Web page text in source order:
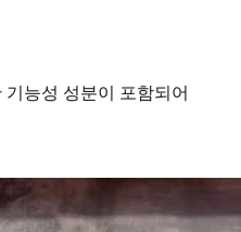
능성 성분이 포함되어